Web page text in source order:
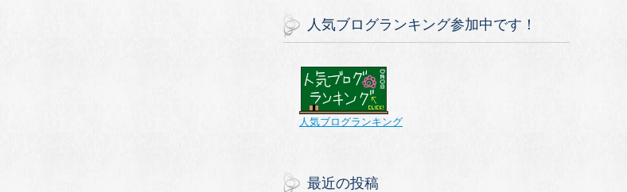
人気ブログランキング参加中です！
人気ブログランキング
最近の投稿